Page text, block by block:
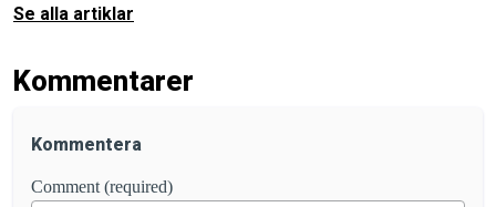
Se alla artiklar
Kommentarer
Kommentera
Comment (required)